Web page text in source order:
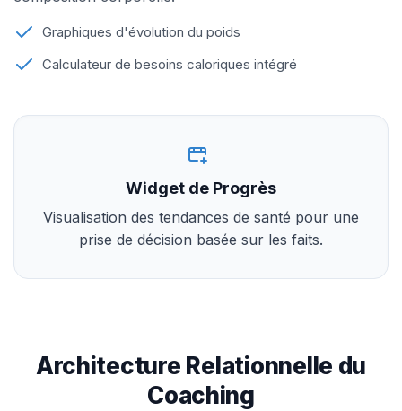
Graphiques d'évolution du poids
Calculateur de besoins caloriques intégré
Widget de Progrès
Visualisation des tendances de santé pour une
prise de décision basée sur les faits.
Architecture Relationnelle du
Coaching